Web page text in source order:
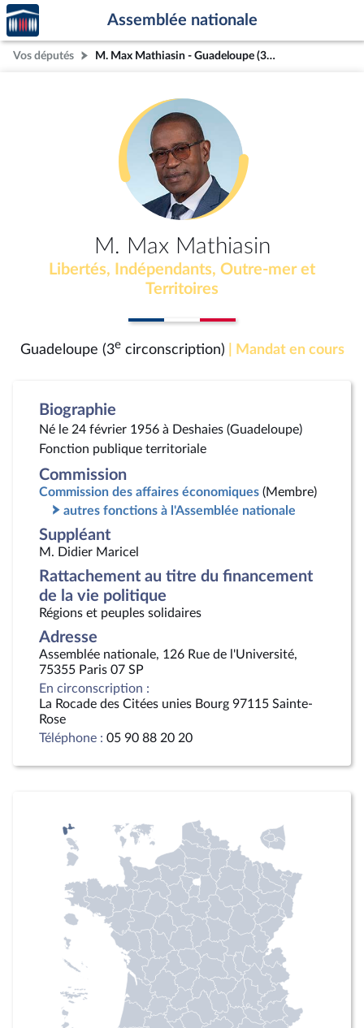
Aller au contenu
Aller en bas de la page
Accèder
à la
page
d'accueil
Assemblée nationale
Vos députés M. Max Mathiasin - Guadeloupe (3e circonscription)
M. Max Mathiasin
Libertés, Indépendants, Outre-mer et
Territoires
Guadeloupe (3ecirconscription) | Mandat en cours
Biographie
Né le 24 février 1956 à Deshaies (Guadeloupe)
Fonction publique territoriale
Commission
Commission des affaires économiques (Membre)
autres fonctions à l'Assemblée nationale
Suppléant
M. Didier Maricel
Rattachement au titre du financement
de la vie politique
Régions et peuples solidaires
Adresse
Assemblée nationale, 126 Rue de l'Université,
75355 Paris 07 SP
En circonscription :
La Rocade des Citées unies Bourg 97115 Sainte-
Rose
Téléphone : 05 90 88 20 20